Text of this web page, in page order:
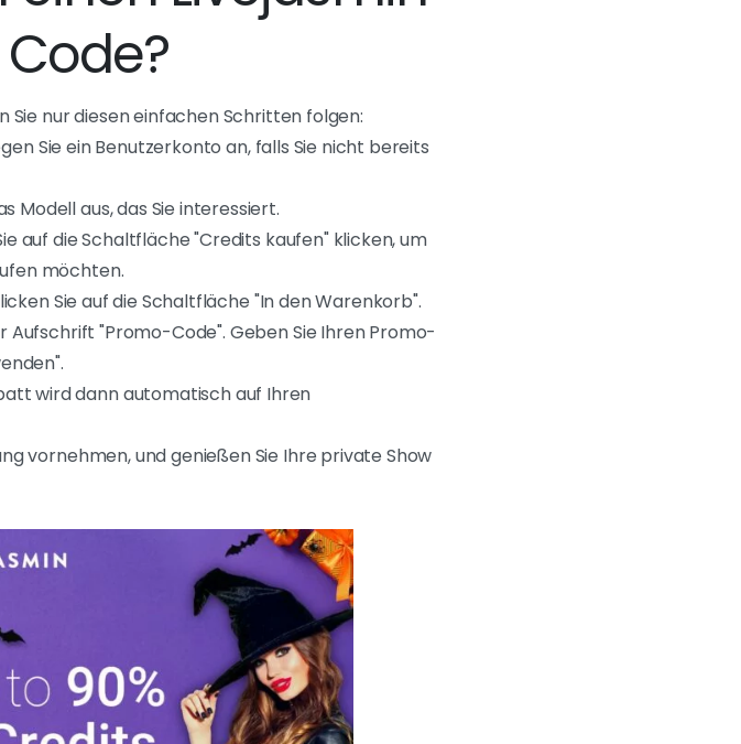
Sie nur diesen einfachen Schritten folgen:
Sie ein Benutzerkonto an, falls Sie nicht bereits
Modell aus, das Sie interessiert.
auf die Schaltfläche "Credits kaufen" klicken, um
möchten.
Sie auf die Schaltfläche "In den Warenkorb".
Aufschrift "Promo-Code". Geben Sie Ihren Promo-
wird dann automatisch auf Ihren
vornehmen, und genießen Sie Ihre private Show